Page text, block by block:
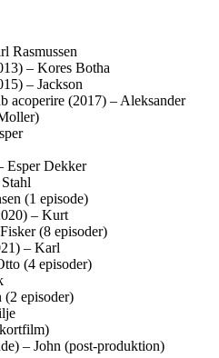
Rasmussen
– Kores Botha
– Jackson
acoperire (2017) – Aleksander
Esper Dekker
(1 episode)
– Kurt
(8 episoder)
– Karl
(4 episoder)
episoder)
– John (post-produktion)